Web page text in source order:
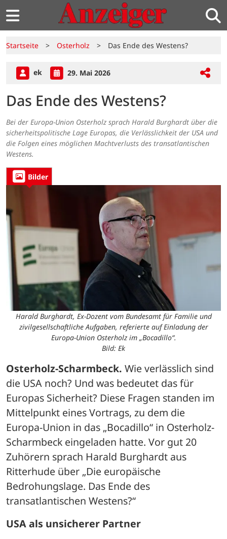
Startseite > Osterholz > Das Ende des Westens?
ek 29. Mai 2026
Das Ende des Westens?
Bei der Europa-Union Osterholz sprach Harald Burghardt über die
sicherheitspolitische Lage Europas, die Verlässlichkeit der USA und
die Folgen eines möglichen Machtverlusts des transatlantischen
Westens.
Bilder
Harald Burghardt, Ex-Dozent vom Bundesamt für Familie und
zivilgesellschaftliche Aufgaben, referierte auf Einladung der
Europa-Union Osterholz im „Bocadillo“.
Bild: Ek
Osterholz-Scharmbeck. Wie verlässlich sind
die USA noch? Und was bedeutet das für
Europas Sicherheit? Diese Fragen standen im
Mittelpunkt eines Vortrags, zu dem die
Europa-Union in das „Bocadillo“ in Osterholz-
Scharmbeck eingeladen hatte. Vor gut 20
Zuhörern sprach Harald Burghardt aus
Ritterhude über „Die europäische
Bedrohungslage. Das Ende des
transatlantischen Westens?“
USA als unsicherer Partner